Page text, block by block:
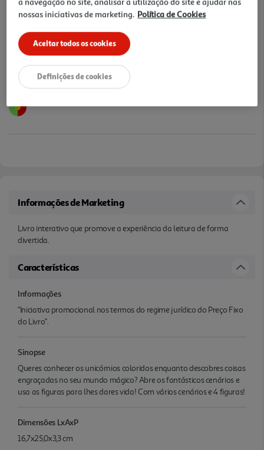
Informações de Marketing
Livro interativo que promove a experiência da leitura de forma
divertida.
Características
Informações
"Iniciativa promocional nos termos do regime jurídico do Preço Fixo
do Livro".
Sinopse
Queres conhecer os unicórnios coloridos enquanto descobres coisas
engraçadas no seu mundo mágico? Abre os fantásticos cenários e
usa as figuras para lhes dares vida! Com vários cenários e 4 figuras!
Dimensões LxAxP
16,7x25,0x3,3 cm
nossas iniciativas de marketing. Política de Cookies
Aceitar todos os cookies
Definições de cookies